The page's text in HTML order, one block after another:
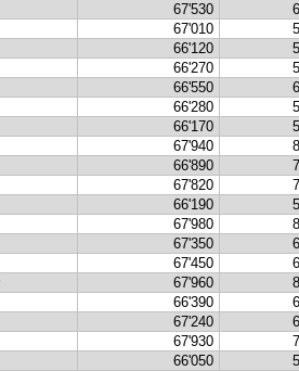
67'530
67'010
66'120
66'270
66'550
66'280
66'170
67'940
66'890
67'820
66'190
67'980
67'350
67'450
67'960
66'390
67'240
67'930
66'050